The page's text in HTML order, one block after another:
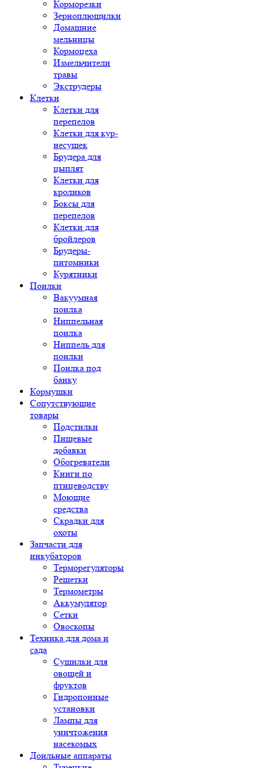
Корморезки
Зерноплющилки
Домашние
мельницы
Кормоцеха
Измельчители
травы
Экструдеры
Клетки
Клетки для
перепелов
Клетки для кур-
несушек
Брудера для
цыплят
Клетки для
кроликов
Боксы для
перепелов
Клетки для
бройлеров
Брудеры-
питомники
Курятники
Поилки
Вакуумная
поилка
Ниппельная
поилка
Ниппель для
поилки
Поилка под
банку
Кормушки
Сопутствующие
товары
Подстилки
Пищевые
добавки
Обогреватели
Книги по
птицеводству
Моющие
средства
Скрадки для
охоты
Запчасти для
инкубаторов
Терморегуляторы
Решетки
Термометры
Аккумулятор
Сетки
Овоскопы
Техника для дома и
сада
Сушилки для
овощей и
фруктов
Гидропонные
установки
Лампы для
уничтожения
насекомых
Доильные аппараты